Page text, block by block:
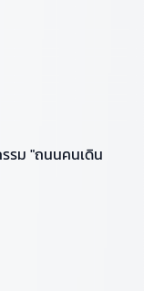
รม "ถนนคนเดิน